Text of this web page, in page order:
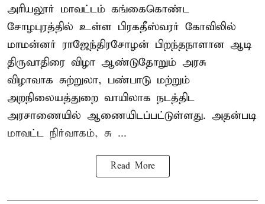
அரியலூர் மாவட்டம் கங்கைகொண்ட
சோழபுரத்தில் உள்ள பிரகதீஸ்வரர் கோவிலில்
மாமன்னர் ராஜேந்திரசோழன் பிறந்தநாளான ஆடி
திருவாதிரை விழா ஆண்டுதோறும் அரசு
விழாவாக சுற்றுலா, பண்பாடு மற்றும்
அறநிலையத்துறை வாயிலாக நடத்திட
அரசாணையில் ஆணையிடப்பட்டுள்ளது. அதன்படி
மாவட்ட நிர்வாகம், சு ...
Read More